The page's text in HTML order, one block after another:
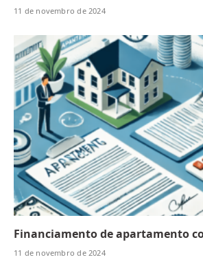
11 de novembro de 2024
Financiamento de apartamento
11 de novembro de 2024